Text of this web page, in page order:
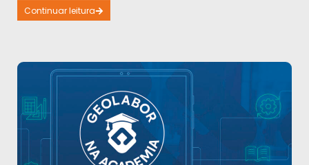
Continuar leitura